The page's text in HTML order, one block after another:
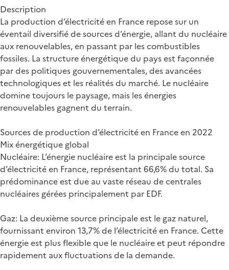
Description
La production d’électricité en France repose sur un
éventail diversifié de sources d’énergie, allant du nucléaire
aux renouvelables, en passant par les combustibles
fossiles. La structure énergétique du pays est façonnée
par des politiques gouvernementales, des avancées
technologiques et les réalités du marché. Le nucléaire
domine toujours le paysage, mais les énergies
renouvelables gagnent du terrain.
Sources de production d’électricité en France en 2022
Mix énergétique global
Nucléaire: L’énergie nucléaire est la principale source
d’électricité en France, représentant 66,6% du total. Sa
prédominance est due au vaste réseau de centrales
nucléaires gérées principalement par EDF.
Gaz: La deuxième source principale est le gaz naturel,
fournissant environ 13,7% de l’électricité en France. Cette
énergie est plus flexible que le nucléaire et peut répondre
rapidement aux fluctuations de la demande.